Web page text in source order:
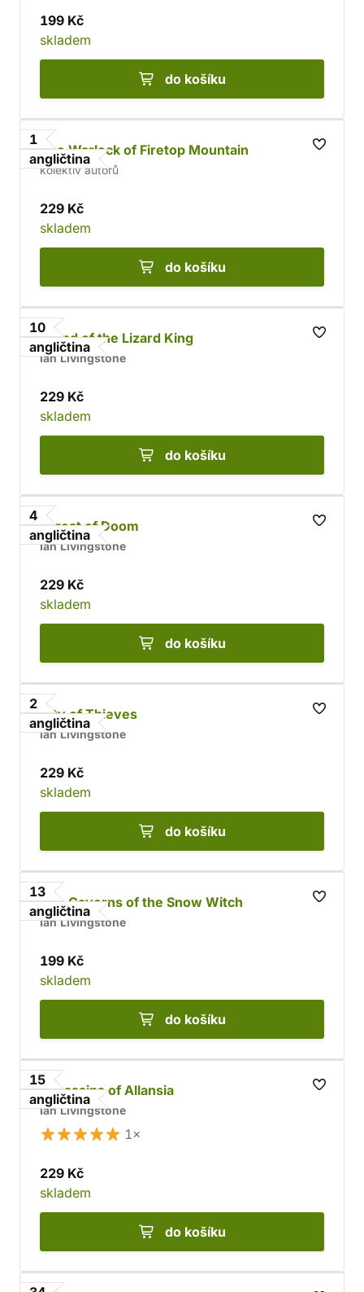
199 Kč
skladem
do košíku
1
angličtina
The Warlock of Firetop Mountain
kolektiv autorů
229 Kč
skladem
do košíku
10
angličtina
Island of the Lizard King
Ian Livingstone
229 Kč
skladem
do košíku
4
angličtina
Forest of Doom
Ian Livingstone
229 Kč
skladem
do košíku
2
angličtina
City of Thieves
Ian Livingstone
229 Kč
skladem
do košíku
13
angličtina
The Caverns of the Snow Witch
Ian Livingstone
199 Kč
skladem
do košíku
15
angličtina
Assassins of Allansia
Ian Livingstone
1×
229 Kč
skladem
do košíku